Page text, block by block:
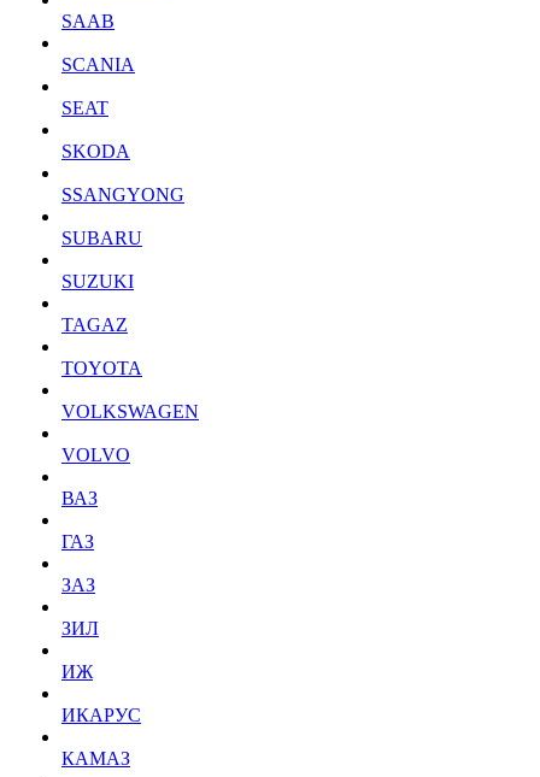
SAAB
SCANIA
SEAT
SKODA
SSANGYONG
SUBARU
SUZUKI
TAGAZ
TOYOTA
VOLKSWAGEN
VOLVO
ВАЗ
ГАЗ
ЗАЗ
ЗИЛ
ИЖ
ИКАРУС
КАМАЗ